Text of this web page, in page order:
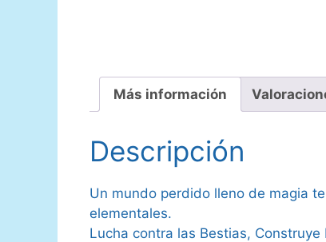
Más información
Descripción
Un mundo perdido lleno de magia
elementales.
Lucha contra las Bestias,